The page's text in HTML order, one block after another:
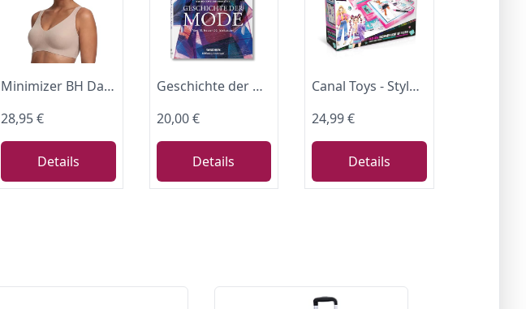
Minimizer BH Damen ohne Bügel nahtlos mit Breiten Trägern
28,95 €
Details
Geschichte der Mode: Vom 18. bis zum 20. Jahrhundert (Bibliotheca Universalis)
20,00 €
Details
Canal Toys - Style 4 Ever - Light-Up Fashion Studio - leuchtendes Modestudio - zeichnen - malen - stylen - 35 Accessoires - 20 Modelle & Schablonen - kreatives Spiel ab 6 Jahren - OFG 303
24,99 €
Details